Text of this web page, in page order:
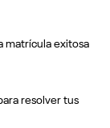
matrícula exitosa
resolver tus